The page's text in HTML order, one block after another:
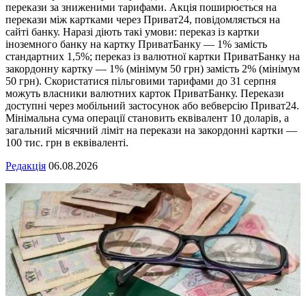
перекази за зниженими тарифами. Акція поширюється на
перекази між картками через Приват24, повідомляється на
сайті банку. Наразі діють такі умови: переказ із картки
іноземного банку на картку ПриватБанку — 1% замість
стандартних 1,5%; переказ із валютної картки ПриватБанку на
закордонну картку — 1% (мінімум 50 грн) замість 2% (мінімум
50 грн). Скористатися пільговими тарифами до 31 серпня
можуть власники валютних карток ПриватБанку. Перекази
доступні через мобільний застосунок або вебверсію Приват24.
Мінімальна сума операції становить еквівалент 10 доларів, а
загальний місячний ліміт на перекази на закордонні картки —
100 тис. грн в еквіваленті.
Редакція 06.08.2026